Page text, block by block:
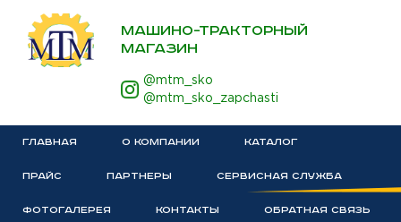
МАШИНО-ТРАКТОРНЫЙ
МАГАЗИН
@mtm_sko
@mtm_sko_zapchasti
ГЛАВНАЯ О КОМПАНИИ КАТАЛОГ
ПРАЙС ПАРТНЕРЫ СЕРВИСНАЯ СЛУЖБА
ФОТОГАЛЕРЕЯ КОНТАКТЫ ОБРАТНАЯ СВЯЗЬ